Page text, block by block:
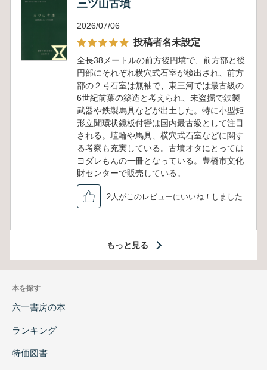
三ツ山古墳
2026/07/06
投稿者名未設定
全長38メートルの前方後円墳で、前方部と後
円部にそれぞれ横穴式石室が検出され、前方
部の２号石室は無袖で、東三河では最古級の
6世紀前葉の築造と考えられ、未盗掘で鉄製
武器や鉄製馬具などが出土した。特に小型矩
形立聞環状鏡板付轡は国内最古級として注目
される。埴輪や馬具、横穴式石室などに関す
る考察も充実している。古墳オタにとっては
ヨダレもんの一冊となっている。豊橋市文化
財センターで販売している。
2人がこのレビューにいいね！しました
もっと見る
本を探す
六一書房の本
ランキング
特価図書